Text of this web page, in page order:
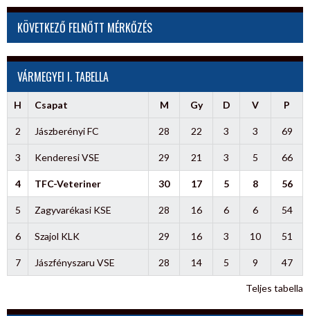
KÖVETKEZŐ FELNŐTT MÉRKŐZÉS
VÁRMEGYEI I. TABELLA
H Csapat M Gy D V P
2 Jászberényi FC 28 22 3 3 69
3 Kenderesi VSE 29 21 3 5 66
4 TFC-Veteriner 30 17 5 8 56
5 Zagyvarékasi KSE 28 16 6 6 54
6 Szajol KLK 29 16 3 10 51
7 Jászfényszaru VSE 28 14 5 9 47
Teljes tabella